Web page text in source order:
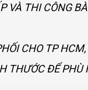
VÀ THI CÔNG
CHO TP
THƯỚC ĐỂ PHÙ